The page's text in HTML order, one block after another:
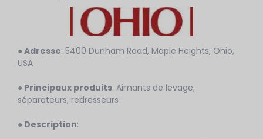
● Adresse: 5400 Dunham Road, Maple Heights, Ohio,
USA
● Principaux produits: Aimants de levage,
séparateurs, redresseurs
● Description: